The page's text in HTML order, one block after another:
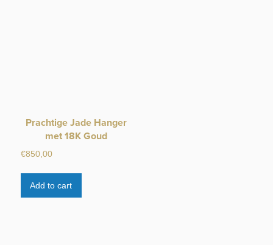
Prachtige Jade Hanger
met 18K Goud
€850,00
Add to cart